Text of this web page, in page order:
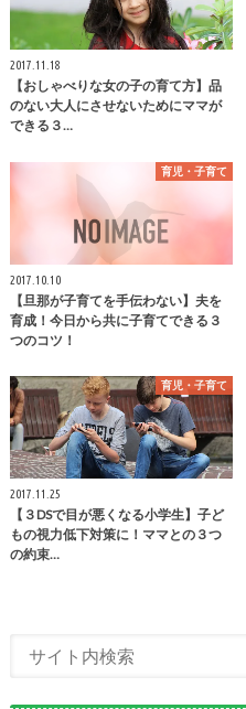
2017.11.18
【おしゃべりな女の子の育て方】品
のない大人にさせないためにママが
できる３…
育児・子育て
2017.10.10
【旦那が子育てを手伝わない】夫を
育成！今日から共に子育てできる３
つのコツ！
育児・子育て
2017.11.25
【３DSで目が悪くなる小学生】子ど
もの視力低下対策に！ママとの３つ
の約束…